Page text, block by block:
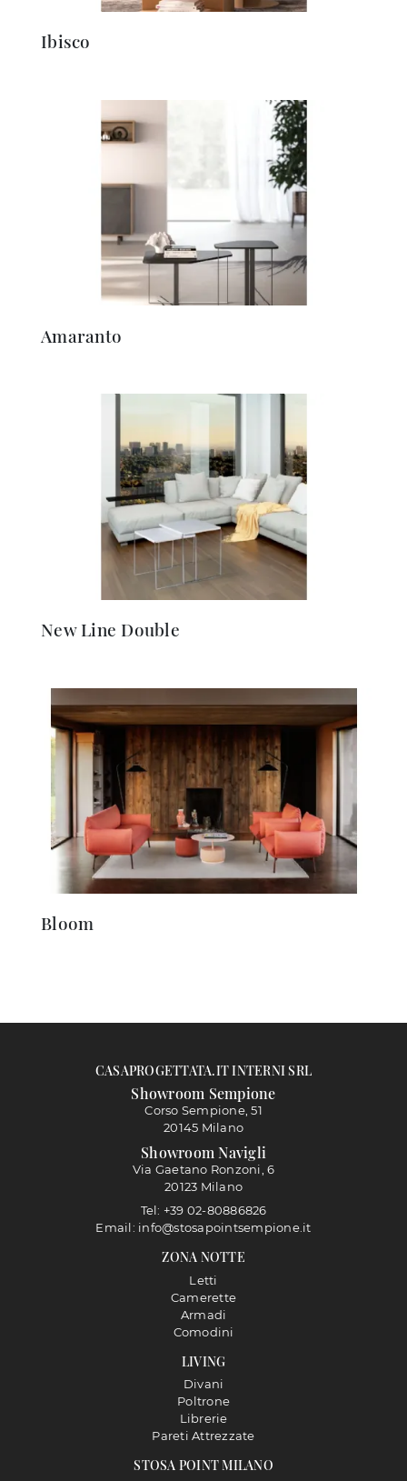
Ibisco
Amaranto
New Line Double
Bloom
STOSA POINT MILANO
LIVING
Divani
Poltrone
Librerie
Pareti Attrezzate
ZONA NOTTE
Letti
Camerette
Armadi
Comodini
CASAPROGETTATA.IT INTERNI SRL
Showroom Sempione
Corso Sempione, 51
20145 Milano
Showroom Navigli
Via Gaetano Ronzoni, 6
20123 Milano
Tel: +39 02-80886826
Email: info@stosapointsempione.it